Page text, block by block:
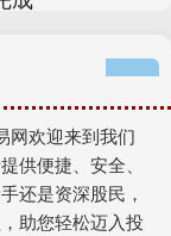
网欢迎来到我们
供便捷、安全、
还是资深股民，
助您轻松迈入投